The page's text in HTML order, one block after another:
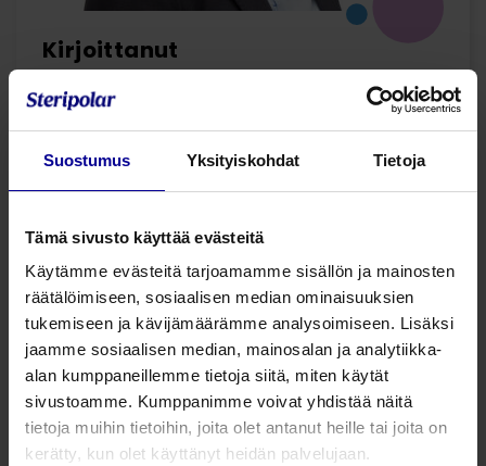
Suostumus Yksityiskohdat Tietoja
Tämä sivusto käyttää evästeitä
Käytämme evästeitä tarjoamamme sisällön ja mainosten
räätälöimiseen, sosiaalisen median ominaisuuksien
tukemiseen ja kävijämäärämme analysoimiseen. Lisäksi
jaamme sosiaalisen median, mainosalan ja analytiikka-
alan kumppaneillemme tietoja siitä, miten käytät
sivustoamme. Kumppanimme voivat yhdistää näitä
tietoja muihin tietoihin, joita olet antanut heille tai joita on
kerätty, kun olet käyttänyt heidän palvelujaan.
Kirjoittanut
Tuotepäällikkö, kivunhallinta
Outi Halttunen
Outilla on laaja kokemus kivunhallinnasta ja
infuusiohoidoista vuodesta 2014 alkaen. Hän on
yhteistyötä terveydenhuollon ammattilaisten
kanssa muun muassa oirehoidossa käytettävien
elektronisten lääkeannostelijoiden parissa. Outin
sydäntä lähellä on lääkinnällisten laitteiden
turvallinen käyttö.
1 artikkelia